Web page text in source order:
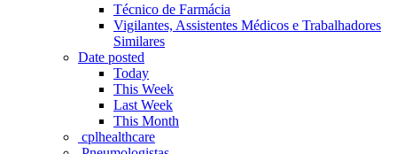
Técnico de Farmácia
Vigilantes, Assistentes Médicos e Trabalhadores
Similares
Date posted
Today
This Week
Last Week
This Month
‎ cplhealthcare‬